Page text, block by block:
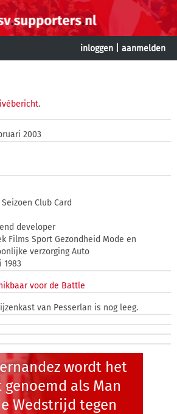
inloggen aanmelden
.
2003
Club Card
developer
Films Sport Gezondheid Mode en
verzorging Auto
1983
voor de Battle
van Pesserlan is nog leeg.
wordt het
genoemd als Man
Wedstrijd tegen